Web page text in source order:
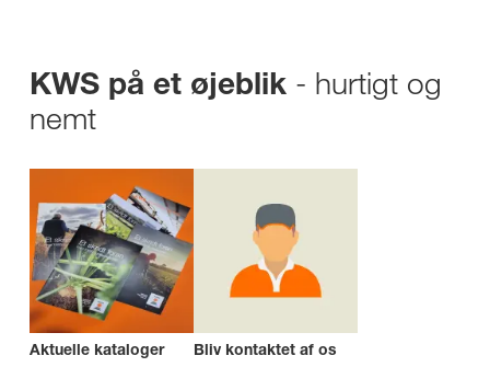
KWS på et øjeblik - hurtigt og
nemt
Aktuelle kataloger Bliv kontaktet af os